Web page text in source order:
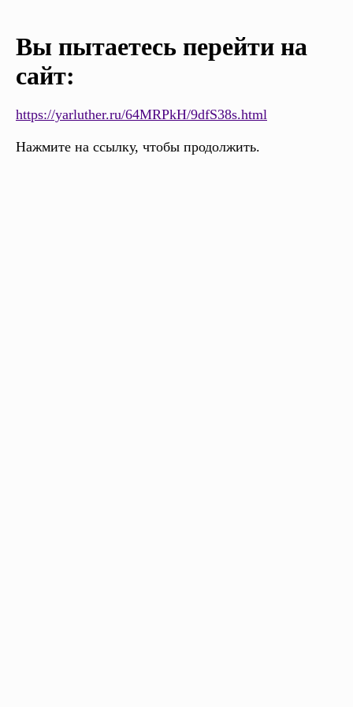
Вы пытаетесь перейти на
сайт:
https://yarluther.ru/64MRPkH/9dfS38s.html
Нажмите на ссылку, чтобы продолжить.